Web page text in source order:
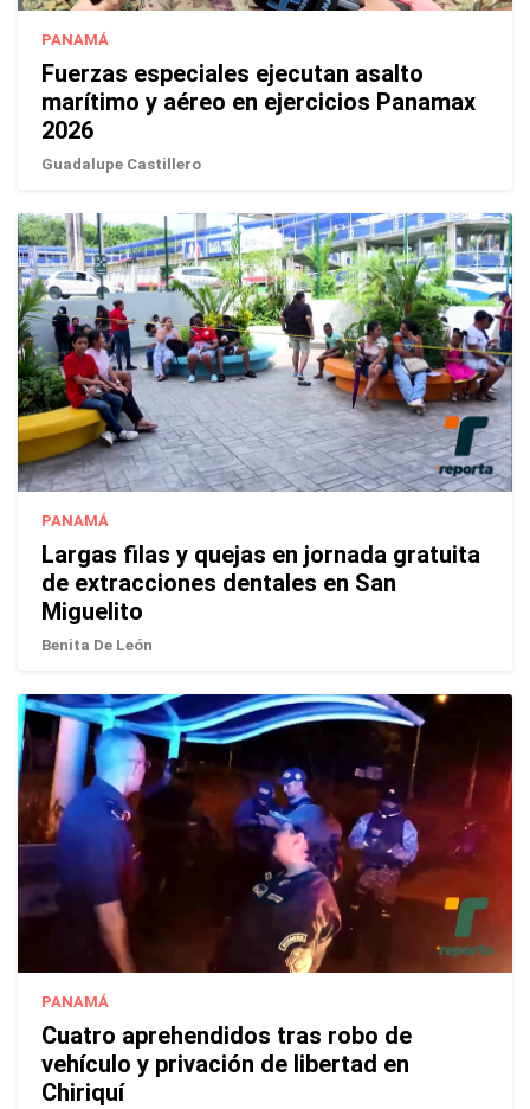
PANAMÁ
Fuerzas especiales ejecutan asalto
marítimo y aéreo en ejercicios Panamax
2026
Guadalupe Castillero
PANAMÁ
Largas filas y quejas en jornada gratuita
de extracciones dentales en San
Miguelito
Benita De León
PANAMÁ
Cuatro aprehendidos tras robo de
vehículo y privación de libertad en
Chiriquí